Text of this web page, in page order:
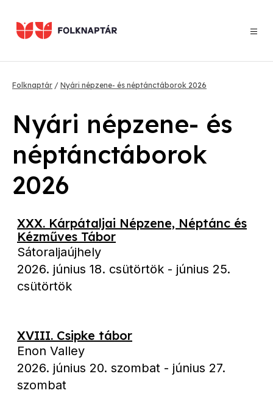
tartalomra
Morzsa
Folknaptár Nyári népzene- és néptánctáborok 2026
Nyári népzene- és
néptánctáborok
2026
XXX. Kárpátaljai Népzene, Néptánc és
Kézműves Tábor
Sátoraljaújhely
2026. június 18. csütörtök - június 25.
csütörtök
XVIII. Csipke tábor
Enon Valley
2026. június 20. szombat - június 27.
szombat